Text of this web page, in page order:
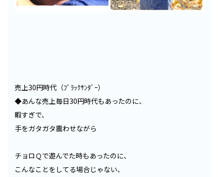
売上30円時代（ﾌﾞﾗｯｸｻﾝﾀﾞｰ）
◆あんな売上毎日30円時代もあったのに、
暇すぎで、
手をガタガタ震わせながら
チョロＱで遊んでた時もあったのに、
こんなことをしてる場合じゃない、